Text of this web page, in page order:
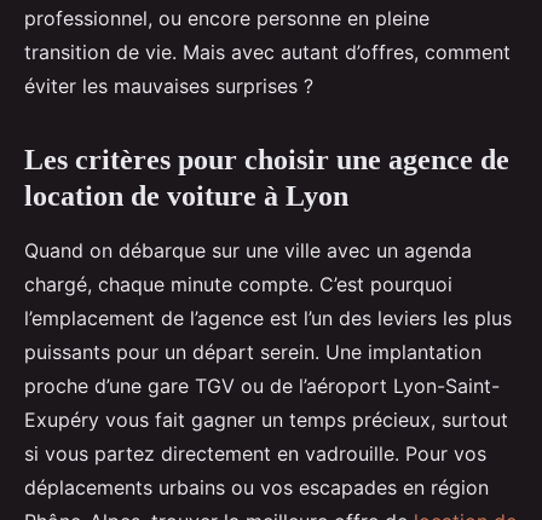
professionnel, ou encore personne en pleine
transition de vie. Mais avec autant d’offres, comment
éviter les mauvaises surprises ?
Les critères pour choisir une agence de
location de voiture à Lyon
Quand on débarque sur une ville avec un agenda
chargé, chaque minute compte. C’est pourquoi
l’emplacement de l’agence est l’un des leviers les plus
puissants pour un départ serein. Une implantation
proche d’une gare TGV ou de l’aéroport Lyon-Saint-
Exupéry vous fait gagner un temps précieux, surtout
si vous partez directement en vadrouille. Pour vos
déplacements urbains ou vos escapades en région